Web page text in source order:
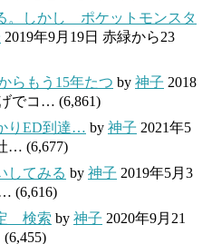
。しかし ポケットモンスタ
2019年9月19日 赤緑から23
らもう15年たつ by 神子 2018
でコ… (6,861)
りED到達… by 神子 2021年5
… (6,677)
してみる by 神子 2019年5月3
… (6,616)
検索 by 神子 2020年9月21
(6,455)